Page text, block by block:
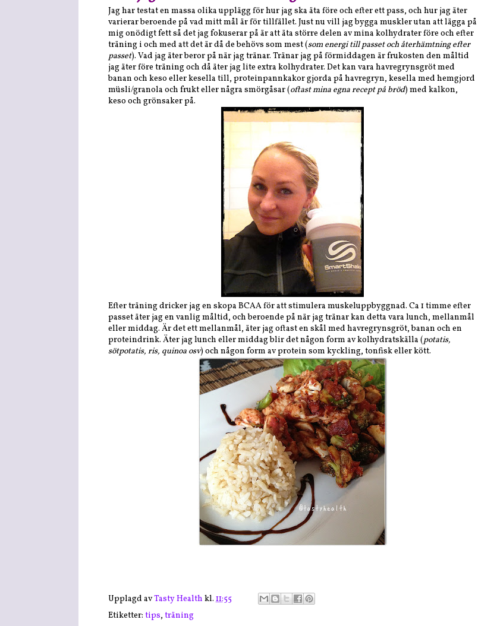
Jag har testat en massa olika upplägg för hur jag ska äta före och efter ett pass, och hur jag äter
varierar beroende på vad mitt mål är för tillfället. Just nu vill jag bygga muskler utan att lägga på
mig onödigt fett så det jag fokuserar på är att äta större delen av mina kolhydrater före och efter
träning i och med att det är då de behövs som mest (som energi till passet och återhämtning efter
passet). Vad jag äter beror på när jag tränar. Tränar jag på förmiddagen är frukosten den måltid
jag äter före träning och då äter jag lite extra kolhydrater. Det kan vara havregrynsgröt med
banan och keso eller kesella till, proteinpannkakor gjorda på havregryn, kesella med hemgjord
müsli/granola och frukt eller några smörgåsar (oftast mina egna recept på bröd) med kalkon,
keso och grönsaker på.
Efter träning dricker jag en skopa BCAA för att stimulera muskeluppbyggnad. Ca 1 timme efter
passet äter jag en vanlig måltid, och beroende på när jag tränar kan detta vara lunch, mellanmål
eller middag. Är det ett mellanmål, äter jag oftast en skål med havregrynsgröt, banan och en
proteindrink. Äter jag lunch eller middag blir det någon form av kolhydratskälla (potatis,
sötpotatis, ris, quinoa osv) och någon form av protein som kyckling, tonfisk eller kött.
Upplagd avTasty Health kl. 11:55
Etiketter: tips, träning